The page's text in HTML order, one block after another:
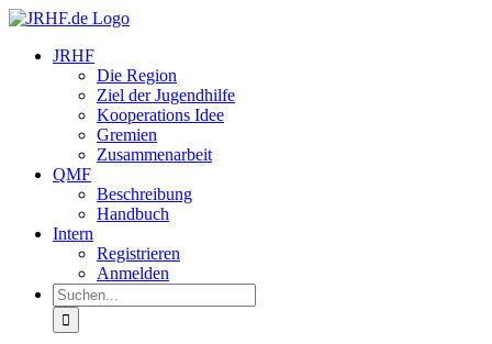
Zum
springenJRHF
Die Region
Ziel der Jugendhilfe
Kooperations Idee
Gremien
Zusammenarbeit
QMF
Beschreibung
Handbuch
Intern
Registrieren
Anmelden
Suche
nach: